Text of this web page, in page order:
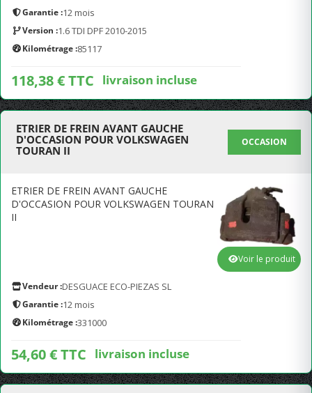
Garantie :12 mois
Version :1.6 TDI DPF 2010-2015
Kilométrage :85117
118,38 € TTC livraison incluse
ETRIER DE FREIN AVANT GAUCHE
D'OCCASION POUR VOLKSWAGEN
TOURAN II
OCCASION
ETRIER DE FREIN AVANT GAUCHE
D'OCCASION POUR VOLKSWAGEN TOURAN
II
Vendeur :DESGUACE ECO-PIEZAS SL
Garantie :12 mois
Kilométrage :331000
54,60 € TTC livraison incluse
Voir le produit